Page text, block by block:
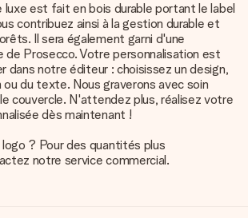
est fait en bois durable portant le label
contribuez ainsi à la gestion durable et
Il sera également garni d'une
de Prosecco. Votre personnalisation est
dans notre éditeur : choisissez un design,
du texte. Nous graverons avec soin
couvercle. N'attendez plus, réalisez votre
dès maintenant !
? Pour des quantités plus
notre service commercial.